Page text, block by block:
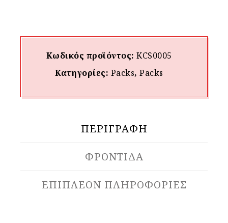
Κωδικός προϊόντος: KCS0005
Κατηγορίες: Packs, Packs
ΠΕΡΙΓΡΑΦΉ
ΦΡΟΝΤΙΔΑ
ΕΠΙΠΛΈΟΝ ΠΛΗΡΟΦΟΡΊΕΣ